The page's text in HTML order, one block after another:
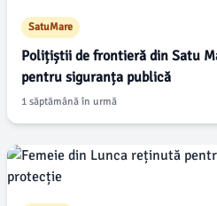
SatuMare
Polițiștii de frontieră din Satu
pentru siguranța publică
1 săptămână în urmă